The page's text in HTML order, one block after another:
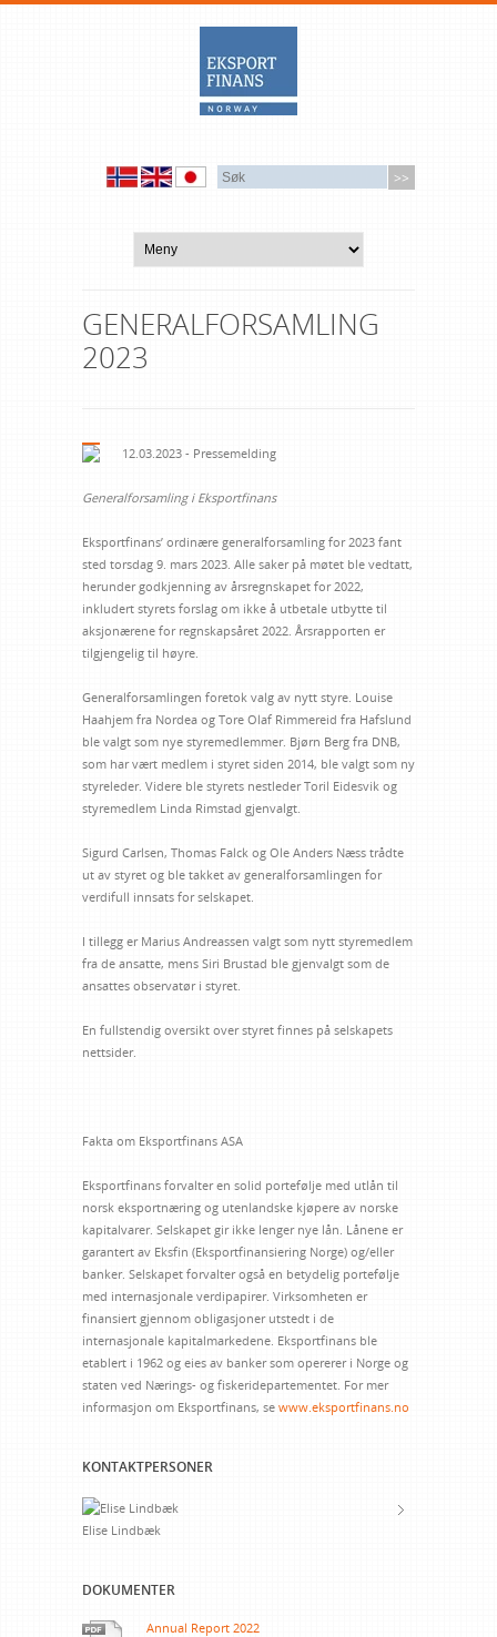
GENERALFORSAMLING
2023
12.03.2023 - Pressemelding
Generalforsamling i Eksportfinans
Eksportfinans’ ordinære generalforsamling for 2023 fant
sted torsdag 9. mars 2023. Alle saker på møtet ble vedtatt,
herunder godkjenning av årsregnskapet for 2022,
inkludert styrets forslag om ikke å utbetale utbytte til
aksjonærene for regnskapsåret 2022. Årsrapporten er
tilgjengelig til høyre.
Generalforsamlingen foretok valg av nytt styre. Louise
Haahjem fra Nordea og Tore Olaf Rimmereid fra Hafslund
ble valgt som nye styremedlemmer. Bjørn Berg fra DNB,
som har vært medlem i styret siden 2014, ble valgt som ny
styreleder. Videre ble styrets nestleder Toril Eidesvik og
styremedlem Linda Rimstad gjenvalgt.
Sigurd Carlsen, Thomas Falck og Ole Anders Næss trådte
ut av styret og ble takket av generalforsamlingen for
verdifull innsats for selskapet.
I tillegg er Marius Andreassen valgt som nytt styremedlem
fra de ansatte, mens Siri Brustad ble gjenvalgt som de
ansattes observatør i styret.
En fullstendig oversikt over styret finnes på selskapets
nettsider.
Fakta om Eksportfinans ASA
Eksportfinans forvalter en solid portefølje med utlån til
norsk eksportnæring og utenlandske kjøpere av norske
kapitalvarer. Selskapet gir ikke lenger nye lån. Lånene er
garantert av Eksfin (Eksportfinansiering Norge) og/eller
banker. Selskapet forvalter også en betydelig portefølje
med internasjonale verdipapirer. Virksomheten er
finansiert gjennom obligasjoner utstedt i de
internasjonale kapitalmarkedene. Eksportfinans ble
etablert i 1962 og eies av banker som opererer i Norge og
staten ved Nærings- og fiskeridepartementet. For mer
informasjon om Eksportfinans, se www.eksportfinans.no
KONTAKTPERSONER
Elise Lindbæk
DOKUMENTER
Annual Report 2022